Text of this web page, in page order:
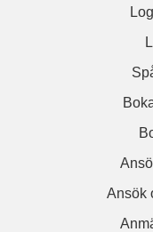
Ansök